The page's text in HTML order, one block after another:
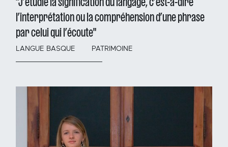
l’interprétation ou la compréhension d’une phrase
par celui qui l’écoute"
LANGUE BASQUE PATRIMOINE